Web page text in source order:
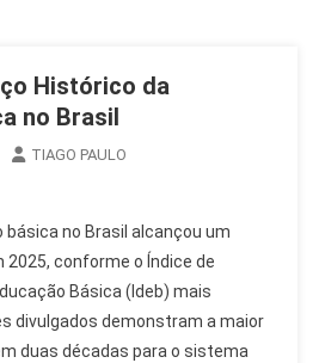
Histórico da
no Brasil
TIAGO PAULO
básica no Brasil alcançou um
conforme o Índice de
Básica (Ideb) mais
divulgados demonstram a maior
duas décadas para o sistema